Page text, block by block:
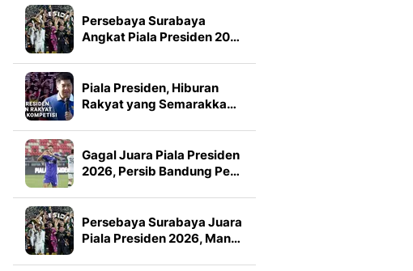
Persebaya Surabaya
Angkat Piala Presiden 20…
Piala Presiden, Hiburan
Rakyat yang Semarakka…
Gagal Juara Piala Presiden
2026, Persib Bandung Pe…
Persebaya Surabaya Juara
Piala Presiden 2026, Man…